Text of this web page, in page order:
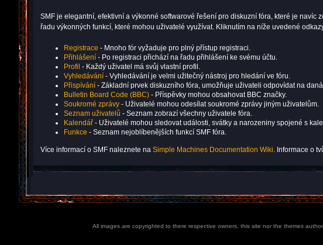
SMF je elegantní, efektivní a výkonné softwarové řešení pro diskuzní fóra, které je
řadu výkonných funkcí, které mohou uživatelé využívat. Kliknutím na níže uvedené
Registrace - Mnoho fór vyžaduje pro plný přístup registraci.
Přihlášení - Po registraci přichází na řadu přihlášení ke svému účtu.
Profil - Každý uživatel má svůj vlastní profil.
Vyhledávání - Vyhledávání je velmi užitečný nástroj pro hledání ve fóru.
Přispívání - Základní prvek diskuzního fóra, umožňuje uživateli odpovídat na
Bulletin Board Code (BBC)- Příspěvky mohou obsahovat BBC značky.
Soukromé zprávy - Uživatelé mohou odesílat soukromé zprávy jiným uživatelům.
Seznam uživatelů - Seznam zobrazí všechny uživatele fóra.
Kalendář - Uživatelé mohou sledovat události, svátky a narozeniny spojené s
Funkce - Seznam nejoblíbenějších funkcí SMF fóra.
Více informací o SMF naleznete naSimple Machines Documentation Wiki . Informace o
All images are copyrighted to there respective owners, this site nor the themes